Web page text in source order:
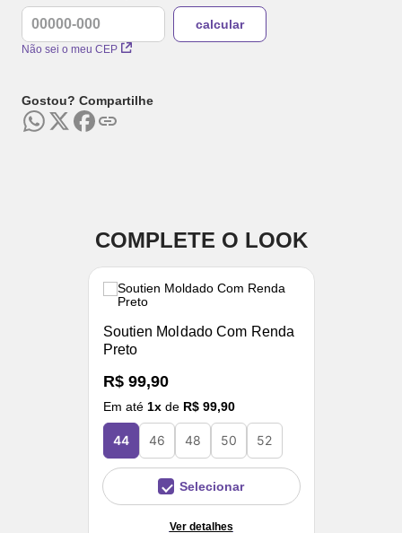
Não sei o meu CEP
Gostou? Compartilhe
COMPLETE O LOOK
Soutien Moldado Com Renda
Preto
R$ 99,90
Em até 1x de R$ 99,90
44 46 48 50 52
Selecionar
Ver detalhes